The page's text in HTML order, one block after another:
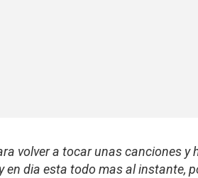
volver a tocar unas canciones
en dia esta todo mas al instante,